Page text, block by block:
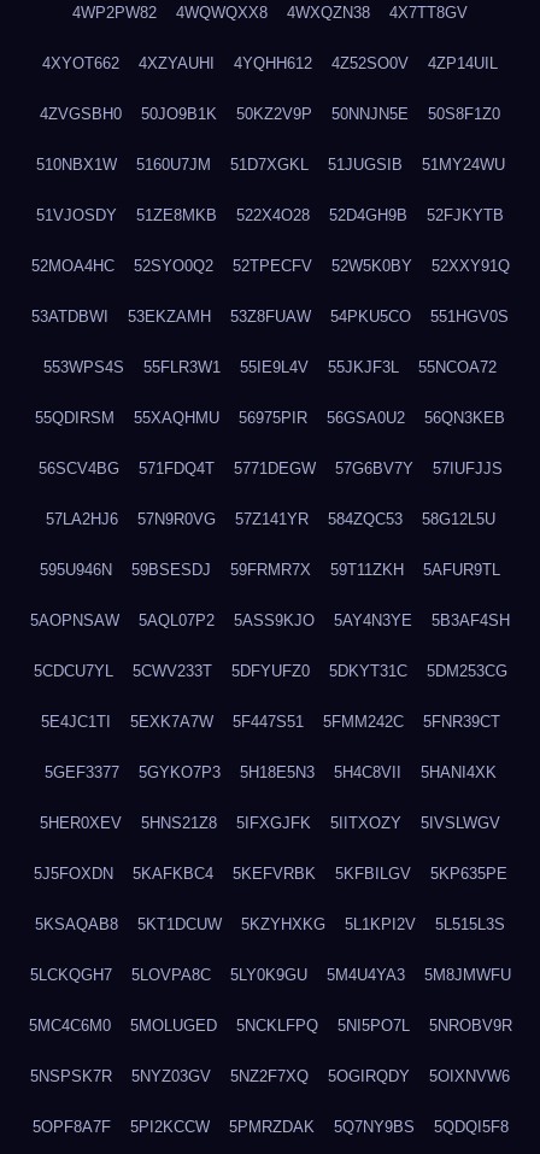
4WP2PW82 4WQWQXX8 4WXQZN38 4X7TT8GV
4XYOT662 4XZYAUHI 4YQHH612 4Z52SO0V 4ZP14UIL
4ZVGSBH0 50JO9B1K 50KZ2V9P 50NNJN5E 50S8F1Z0
510NBX1W 5160U7JM 51D7XGKL 51JUGSIB 51MY24WU
51VJOSDY 51ZE8MKB 522X4O28 52D4GH9B 52FJKYTB
52MOA4HC 52SYO0Q2 52TPECFV 52W5K0BY 52XXY91Q
53ATDBWI 53EKZAMH 53Z8FUAW 54PKU5CO 551HGV0S
553WPS4S 55FLR3W1 55IE9L4V 55JKJF3L 55NCOA72
55QDIRSM 55XAQHMU 56975PIR 56GSA0U2 56QN3KEB
56SCV4BG 571FDQ4T 5771DEGW 57G6BV7Y 57IUFJJS
57LA2HJ6 57N9R0VG 57Z141YR 584ZQC53 58G12L5U
595U946N 59BSESDJ 59FRMR7X 59T11ZKH 5AFUR9TL
5AOPNSAW 5AQL07P2 5ASS9KJO 5AY4N3YE 5B3AF4SH
5CDCU7YL 5CWV233T 5DFYUFZ0 5DKYT31C 5DM253CG
5E4JC1TI 5EXK7A7W 5F447S51 5FMM242C 5FNR39CT
5GEF3377 5GYKO7P3 5H18E5N3 5H4C8VII 5HANI4XK
5HER0XEV 5HNS21Z8 5IFXGJFK 5IITXOZY 5IVSLWGV
5J5FOXDN 5KAFKBC4 5KEFVRBK 5KFBILGV 5KP635PE
5KSAQAB8 5KT1DCUW 5KZYHXKG 5L1KPI2V 5L515L3S
5LCKQGH7 5LOVPA8C 5LY0K9GU 5M4U4YA3 5M8JMWFU
5MC4C6M0 5MOLUGED 5NCKLFPQ 5NI5PO7L 5NROBV9R
5NSPSK7R 5NYZ03GV 5NZ2F7XQ 5OGIRQDY 5OIXNVW6
5OPF8A7F 5PI2KCCW 5PMRZDAK 5Q7NY9BS 5QDQI5F8